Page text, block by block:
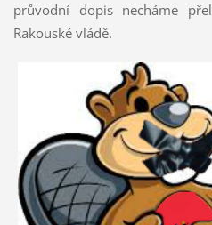
průvodní dopis necháme
Rakouské vládě.